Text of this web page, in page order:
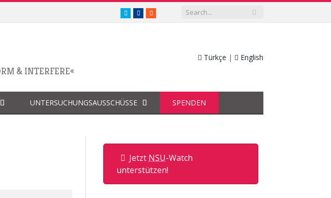
twitter.com/nsuwatch
facebook.com/nsuwatch
RSS
& INTERFERE«
Türkçe | English
UNTERSUCHUNGSAUSSCHÜSSE SPENDEN
Jetzt NSU-Watch
unterstützen!